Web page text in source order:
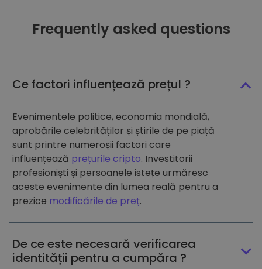
Frequently asked questions
Ce factori influențează prețul ?
Evenimentele politice, economia mondială,
aprobările celebrităților și știrile de pe piață
sunt printre numeroșii factori care
influențează prețurile cripto. Investitorii
profesioniști și persoanele istețe urmăresc
aceste evenimente din lumea reală pentru a
prezice modificările de preț.
De ce este necesară verificarea
identității pentru a cumpăra ?